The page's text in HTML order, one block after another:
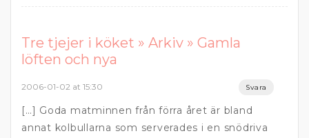
Tre tjejer i köket » Arkiv » Gamla
löften och nya
2006-01-02 at 15:30 Svara
[…] Goda matminnen från förra året är bland
annat kolbullarna som serverades i en snödriva